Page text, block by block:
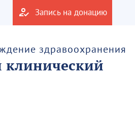
Запись на донацию
здравоохранения
клинический